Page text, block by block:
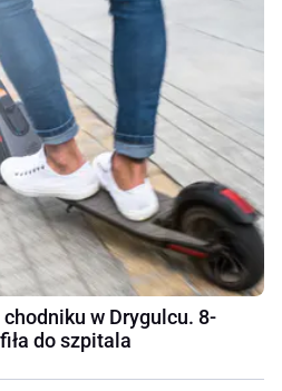
w Drygulcu. 8-
do szpitala